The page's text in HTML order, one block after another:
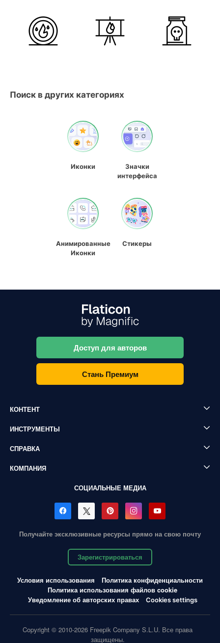
Поиск в других категориях
Иконки
Значки
интерфейса
Анимированные
Иконки
Стикеры
Доступ для авторов
Стань Премиум
КОНТЕНТ
ИНСТРУМЕНТЫ
СПРАВКА
КОМПАНИЯ
СОЦИАЛЬНЫЕ МЕДИА
Получайте эксклюзивные ресурсы прямо на свою почту
Зарегистрироваться
Условия использования
Политика конфиденциальности
Политика использования файлов cookie
Уведомление об авторских правах
Cookies settings
Copyright © 2010-2026 Freepik Company S.L.U. Все права
защищены.